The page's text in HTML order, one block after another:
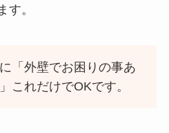
す。
「外壁でお困りの事あ
これだけでOKです。